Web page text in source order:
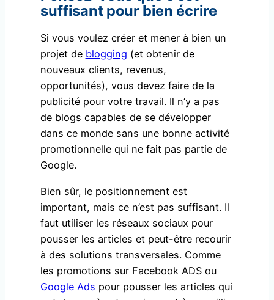
suffisant pour bien écrire
Si vous voulez créer et mener à bien un
projet de blogging (et obtenir de
nouveaux clients, revenus,
opportunités), vous devez faire de la
publicité pour votre travail. Il n’y a pas
de blogs capables de se développer
dans ce monde sans une bonne activité
promotionnelle qui ne fait pas partie de
Google.
Bien sûr, le positionnement est
important, mais ce n’est pas suffisant. Il
faut utiliser les réseaux sociaux pour
pousser les articles et peut-être recourir
à des solutions transversales. Comme
les promotions sur Facebook ADS ou
Google Ads pour pousser les articles qui